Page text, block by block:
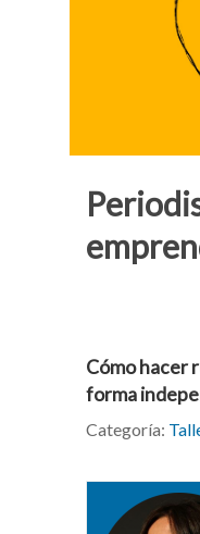
Cómo hacer
forma
Categoría: